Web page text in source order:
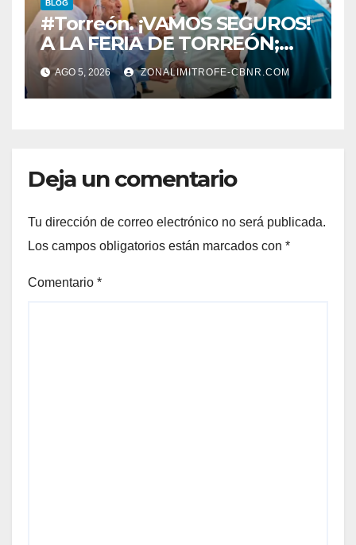
BLOG
#Torreón. ¡VAMOS SEGUROS!
A LA FERIA DE TORREÓN;
ALISTAN EDICIÓN 80
AGO 5, 2026 ZONALIMITROFE-CBNR.COM
Deja un comentario
Tu dirección de correo electrónico no será publicada.
Los campos obligatorios están marcados con *
Comentario *